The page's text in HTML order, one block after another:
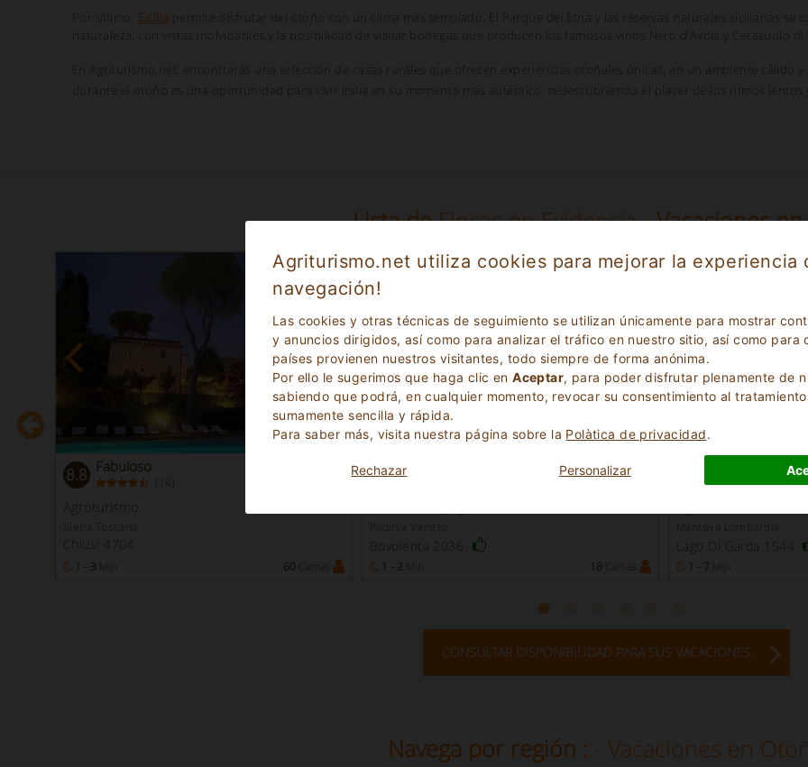
Agriturismo.net utiliza cookies para mejorar la experiencia
navegación!
Las cookies y otras técnicas de seguimiento se utilizan únicamente para mostrar
y anuncios dirigidos, así como para analizar el tráfico en nuestro sitio, así como para
países provienen nuestros visitantes, todo siempre de forma anónima.
Por ello le sugerimos que haga clic enAceptar, para poder disfrutar plenamente de
sabiendo que podrá, en cualquier momento, revocar su consentimiento al
sumamente sencilla y rápida.
Para saber más, visita nuestra página sobre la Polà­tica de privacidad.
Rechazar Personalizar
Por último, Sicilia permite disfrutar del otoño con un clima más templado. El Parque del Etna y las reservas naturales sicilianas se
naturaleza, con vistas inolvidables y la posibilidad de visitar bodegas que producen los famosos vinos Nero d’Avola y Cerasuolo di
En Agriturismo.net, encontrarás una selección de casas rurales que ofrecen experiencias otoñales únicas, en un ambiente cálido y
durante el otoño es una oportunidad para vivir Italia en su momento más auténtico, redescubriendo el placer de los ritmos lentos
Lista deFincas en Evidencia- Vacaciones
8.8 Fabuloso
( 14 )
Agroturismo
Siena Toscana
Chiusi 4704
1 - 3 Min 60 Camas
9.3 Excelente
Padova Véneto
Bovolenta 2036
1 - 2 Min 18 Camas
(21)
Mantova Lombardia
Lago Di Garda 1544
1 - 7 Min
CONSULTAR DISPONIBILIDAD PARA SUS VACACIONES.
Navega por región : - Vacaciones en